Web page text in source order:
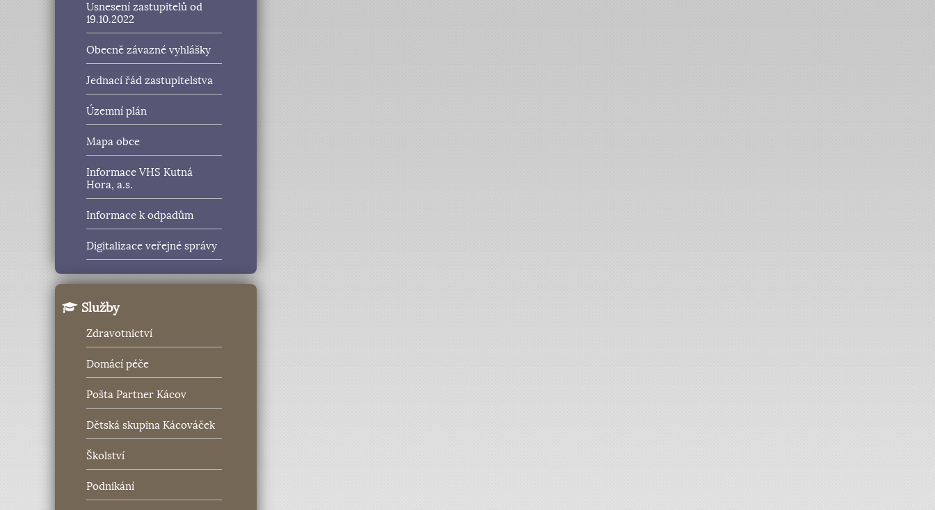
Usnesení zastupitelů od
19.10.2022
Obecně závazné vyhlášky
Jednací řád zastupitelstva
Územní plán
Mapa obce
Informace VHS Kutná
Hora, a.s.
Informace k odpadům
Digitalizace veřejné správy
Služby
Zdravotnictví
Domácí péče
Pošta Partner Kácov
Dětská skupina Kácováček
Školství
Podnikání